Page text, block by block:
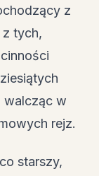
z
z tych,
walcząc w
rejz.
starszy,